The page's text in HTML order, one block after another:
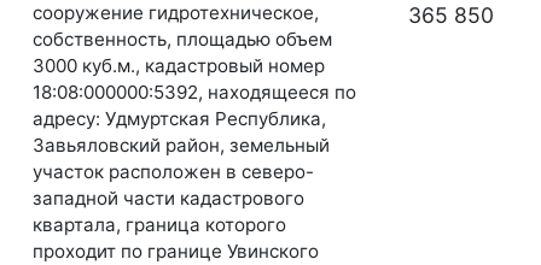
сооружение гидротехническое,
собственность, площадью объем
3000 куб.м., кадастровый номер
18:08:000000:5392, находящееся по
адресу: Удмуртская Республика,
Завьяловский район, земельный
участок расположен в северо-
западной части кадастрового
квартала, граница которого
проходит по границе Увинского
365 850